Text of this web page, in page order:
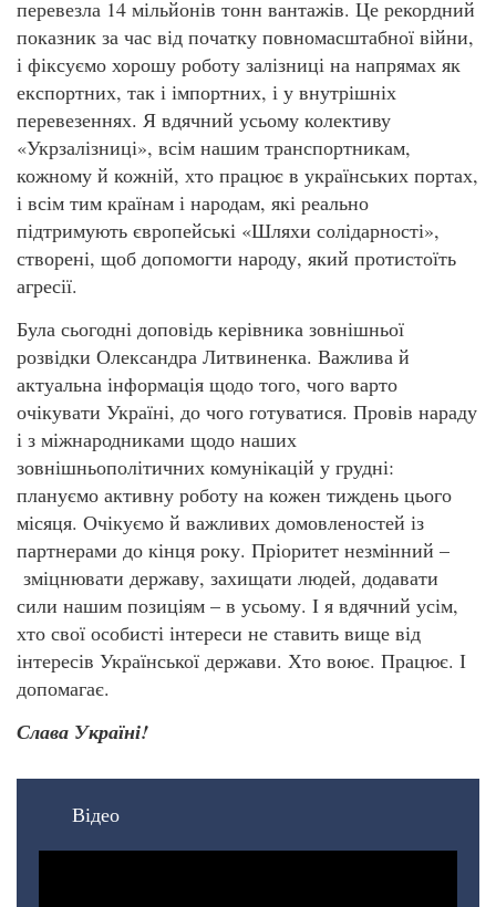
перевезла 14 мільйонів тонн вантажів. Це рекордний
показник за час від початку повномасштабної війни,
і фіксуємо хорошу роботу залізниці на напрямах як
експортних, так і імпортних, і у внутрішніх
перевезеннях. Я вдячний усьому колективу
«Укрзалізниці», всім нашим транспортникам,
кожному й кожній, хто працює в українських портах,
і всім тим країнам і народам, які реально
підтримують європейські «Шляхи солідарності»,
створені, щоб допомогти народу, який протистоїть
агресії.
Була сьогодні доповідь керівника зовнішньої
розвідки Олександра Литвиненка. Важлива й
актуальна інформація щодо того, чого варто
очікувати Україні, до чого готуватися. Провів нараду
і з міжнародниками щодо наших
зовнішньополітичних комунікацій у грудні:
плануємо активну роботу на кожен тиждень цього
місяця. Очікуємо й важливих домовленостей із
партнерами до кінця року. Пріоритет незмінний –
зміцнювати державу, захищати людей, додавати
сили нашим позиціям – в усьому. І я вдячний усім,
хто свої особисті інтереси не ставить вище від
інтересів Української держави. Хто воює. Працює. І
допомагає.
Слава Україні!
Відео